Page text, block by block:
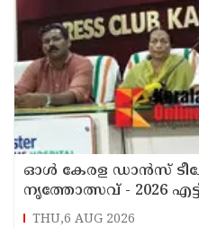
ഓൾ കേരള ഡാൻസ്
നൃത്തോത്സവ് - 2026
THU,6 AUG 2026